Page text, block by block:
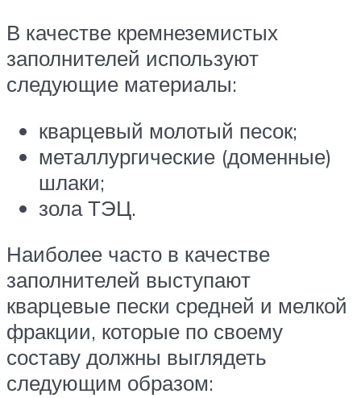
В качестве кремнеземистых
заполнителей используют
следующие материалы:
кварцевый молотый песок;
металлургические (доменные)
шлаки;
зола ТЭЦ.
Наиболее часто в качестве
заполнителей выступают
кварцевые пески средней и мелкой
фракции, которые по своему
составу должны выглядеть
следующим образом: